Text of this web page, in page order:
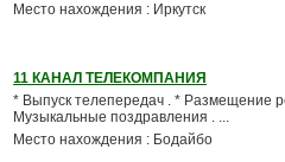
Место нахождения : Иркутск
11 КАНАЛ ТЕЛЕКОМПАНИЯ
* Выпуск телепередач . * Размещение
Музыкальные поздравления . ...
Место нахождения : Бодайбо